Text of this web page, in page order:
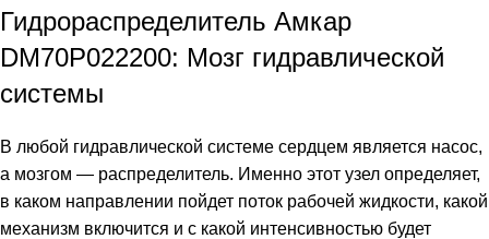
Гидрораспределитель Амкар
DM70P022200: Мозг гидравлической
системы
В любой гидравлической системе сердцем является насос,
а мозгом — распределитель. Именно этот узел определяет,
в каком направлении пойдет поток рабочей жидкости, какой
механизм включится и с какой интенсивностью будет